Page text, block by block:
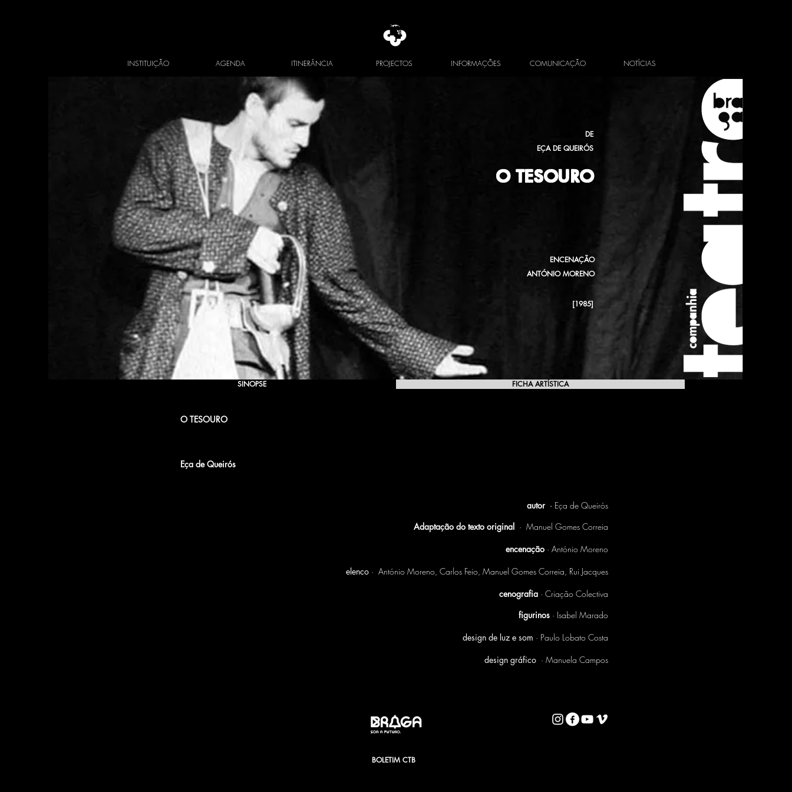
INSTITUIÇÃO AGENDA ITINERÂNCIA PROJECTOS INFORMAÇÕES COMUNICAÇÃO NOTÍCIAS
DE
EÇA DE QUEIRÓS
O TESOURO
ENCENAÇÃO
ANTÓNIO MORENO
[1985]
SINOPSE FICHA ARTÍSTICA
O TESOURO
Eça de Queirós
autor · Eça de Queirós
Adaptação do texto original · Manuel Gomes Correia
encenação · António Moreno
elenco · António Moreno, Carlos Feio, Manuel Gomes Correia, Rui Jacques
cenografia · Criação Colectiva
figurinos · Isabel Marado
design de luz e som · Paulo Lobato Costa
design gráfico · Manuela Campos
BOLETIM CTB